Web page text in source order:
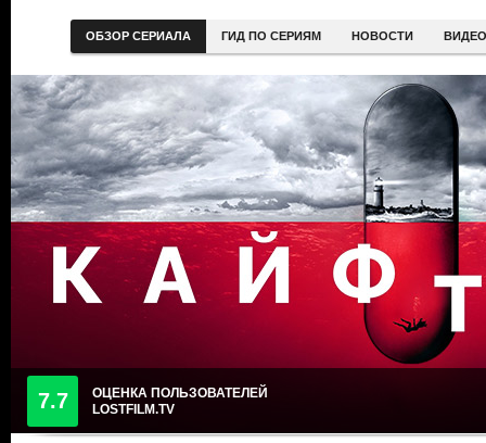
ОБЗОР СЕРИАЛА ГИД ПО СЕРИЯМ НОВОСТИ ВИДЕО
7.7
ОЦЕНКА ПОЛЬЗОВАТЕЛЕЙ
LOSTFILM.TV